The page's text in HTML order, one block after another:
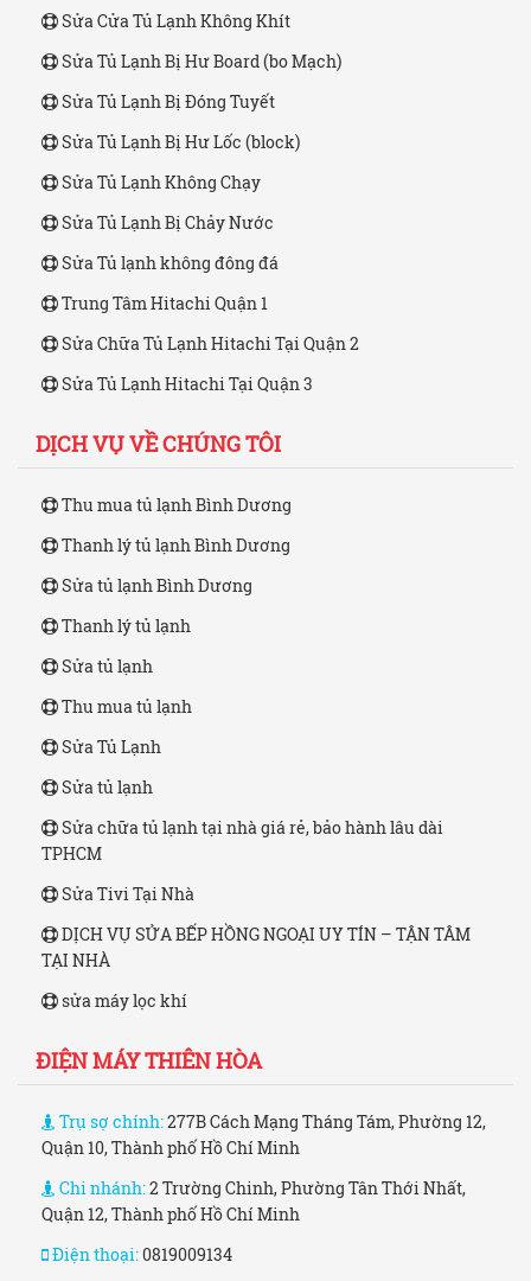
Sửa Cửa Tủ Lạnh Không Khít
Sửa Tủ Lạnh Bị Hư Board (bo Mạch)
Sửa Tủ Lạnh Bị Đóng Tuyết
Sửa Tủ Lạnh Bị Hư Lốc (block)
Sửa Tủ Lạnh Không Chạy
Sửa Tủ Lạnh Bị Chảy Nước
Sửa Tủ lạnh không đông đá
Trung Tâm Hitachi Quận 1
Sửa Chữa Tủ Lạnh Hitachi Tại Quận 2
Sửa Tủ Lạnh Hitachi Tại Quận 3
DỊCH VỤ VỀ CHÚNG TÔI
Thu mua tủ lạnh Bình Dương
Thanh lý tủ lạnh Bình Dương
Sửa tủ lạnh Bình Dương
Thanh lý tủ lạnh
Sửa tủ lạnh
Thu mua tủ lạnh
Sửa Tủ Lạnh
Sửa tủ lạnh
Sửa chữa tủ lạnh tại nhà giá rẻ, bảo hành lâu dài
TPHCM
Sửa Tivi Tại Nhà
DỊCH VỤ SỬA BẾP HỒNG NGOẠI UY TÍN – TẬN TÂM
TẠI NHÀ
sửa máy lọc khí
ĐIỆN MÁY THIÊN HÒA
Trụ sợ chính:277B Cách Mạng Tháng Tám, Phường 12,
Quận 10, Thành phố Hồ Chí Minh
Chi nhánh:2 Trường Chinh, Phường Tân Thới Nhất,
Quận 12, Thành phố Hồ Chí Minh
Điện thoại:0819009134